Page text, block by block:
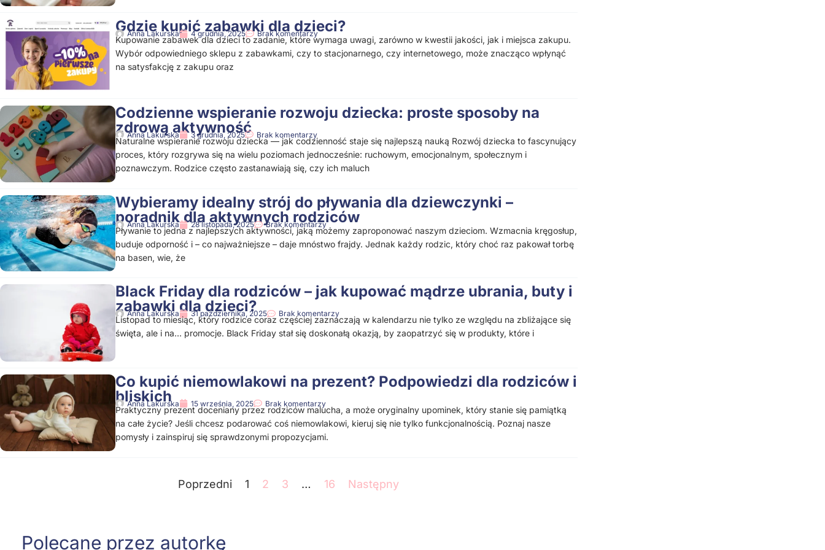
Gdzie kupić zabawki dla dzieci?
Anna Lakurska 4 grudnia, 2025 Brak komentarzy
Kupowanie zabawek dla dzieci to zadanie, które wymaga uwagi, zarówno w kwestii jakości, jak i miejsca zakupu.
Wybór odpowiedniego sklepu z zabawkami, czy to stacjonarnego, czy internetowego, może znacząco wpłynąć
na satysfakcję z zakupu oraz
Codzienne wspieranie rozwoju dziecka: proste sposoby na
zdrową aktywność
Anna Lakurska 3 grudnia, 2025 Brak komentarzy
Naturalne wspieranie rozwoju dziecka — jak codzienność staje się najlepszą nauką Rozwój dziecka to fascynujący
proces, który rozgrywa się na wielu poziomach jednocześnie: ruchowym, emocjonalnym, społecznym i
poznawczym. Rodzice często zastanawiają się, czy ich maluch
Wybieramy idealny strój do pływania dla dziewczynki –
poradnik dla aktywnych rodziców
Anna Lakurska 28 listopada, 2025 Brak komentarzy
Pływanie to jedna z najlepszych aktywności, jaką możemy zaproponować naszym dzieciom. Wzmacnia kręgosłup,
buduje odporność i – co najważniejsze – daje mnóstwo frajdy. Jednak każdy rodzic, który choć raz pakował torbę
na basen, wie, że
Black Friday dla rodziców – jak kupować mądrze ubrania, buty i
zabawki dla dzieci?
Anna Lakurska 31 października, 2025 Brak komentarzy
Listopad to miesiąc, który rodzice coraz częściej zaznaczają w kalendarzu nie tylko ze względu na zbliżające się
święta, ale i na… promocje. Black Friday stał się doskonałą okazją, by zaopatrzyć się w produkty, które i
Co kupić niemowlakowi na prezent? Podpowiedzi dla rodziców i
bliskich
Anna Lakurska 15 września, 2025 Brak komentarzy
Praktyczny prezent doceniany przez rodziców malucha, a może oryginalny upominek, który stanie się pamiątką
na całe życie? Jeśli chcesz podarować coś niemowlakowi, kieruj się nie tylko funkcjonalnością. Poznaj nasze
pomysły i zainspiruj się sprawdzonymi propozycjami.
Poprzedni 1 2 3 … 16 Następny
Polecane przez autorkę